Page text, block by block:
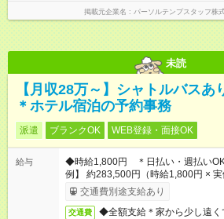
掲載元企業名 パーソルテンプスタッフ株
未読
【月収28万～】シャトルバスあ
＊ホテル宿泊の予約事務
派遣 ブランクOK WEB登録・面接OK
給与
◆時給1,800円 ＊日払い・週払い
例】 約283,500円（時給1,800円 ×
円以上交通費別途支給あり
交通費 ◆全額支給＊家から少し遠く